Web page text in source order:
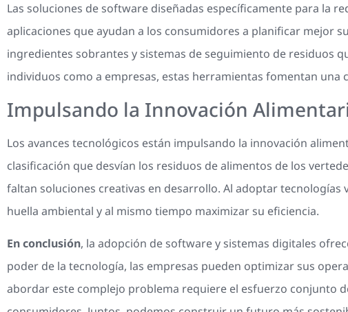
Las soluciones de software diseñadas específicamente para la
aplicaciones que ayudan a los consumidores a planificar mejor
ingredientes sobrantes y sistemas de seguimiento de residuos
individuos como a empresas, estas herramientas fomentan
Impulsando la Innovación
Los avances tecnológicos están impulsando la innovación
clasificación que desvían los residuos de alimentos de los
faltan soluciones creativas en desarrollo. Al adoptar
huella ambiental y al mismo tiempo maximizar su eficiencia.
En conclusión, la adopción de software y sistemas digitales
poder de la tecnología, las empresas pueden optimizar sus
abordar este complejo problema requiere el esfuerzo conjunto